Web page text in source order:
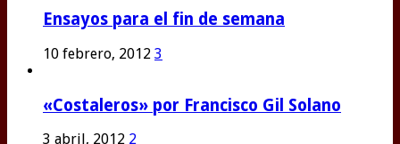
Ensayos para el fin de semana
10 febrero, 2012 3
«Costaleros» por Francisco Gil Solano
3 abril, 2012 2